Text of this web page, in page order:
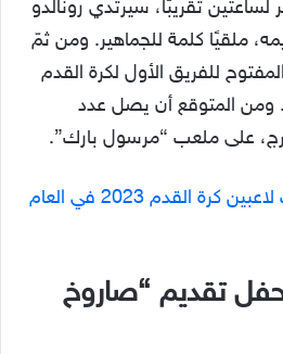
تقريبًا، سيرتدي رونالدو
أثناء تقديمه، ملقيًا كلمة للجماهير. ومن ثمّ
للفريق الأول لكرة القدم
ومن المتوقع أن يصل عدد
أعلى 10 رواتب لاعبين كرة القدم 2023 في العام
لحفل تقديم “صاروخ